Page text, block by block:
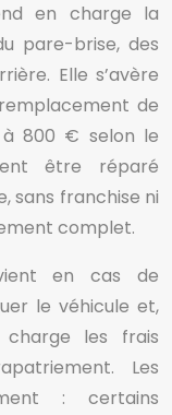
en charge la
pare-brise, des
Elle s’avère
de
800 € selon le
être réparé
sans franchise ni
complet.
en cas de
le véhicule et,
les frais
Les
: certains